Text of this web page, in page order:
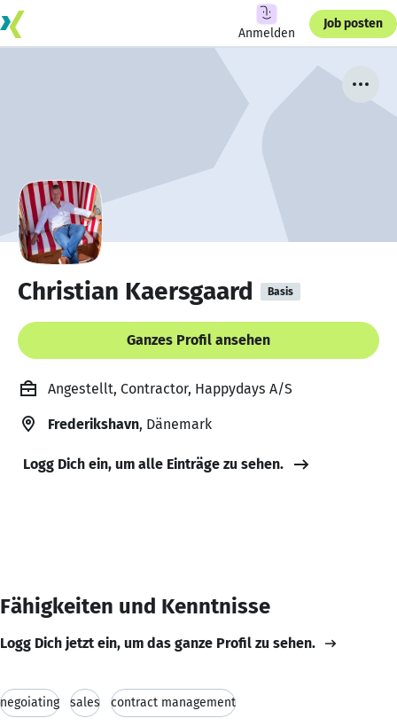
Anmelden
Job posten
Christian Kaersgaard Basis
Ganzes Profil ansehen
Angestellt, Contractor, Happydays A/S
Frederikshavn, Dänemark
Logg Dich ein, um alle Einträge zu sehen.
Fähigkeiten und Kenntnisse
Logg Dich jetzt ein, um das ganze Profil zu sehen.
negoiating sales contract management